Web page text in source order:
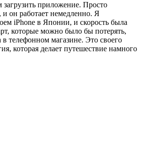
приложение. Просто
и он работает немедленно. Я
iPhone в Японии, и скорость была
которые можно было бы потерять,
в телефонном магазине. Это своего
которая делает путешествие намного